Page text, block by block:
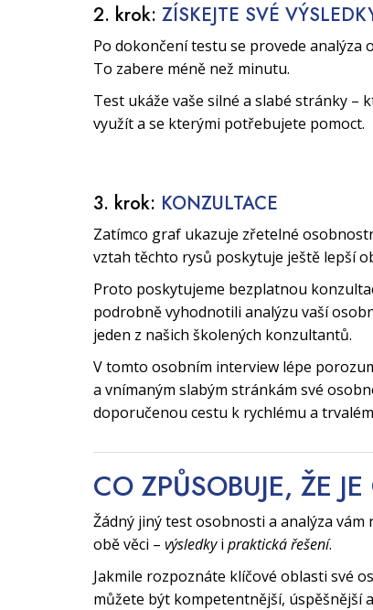
2. krok: ZÍSKEJTE SVÉ
Po dokončení testu se provede analýza
To zabere méně než minutu.
Test ukáže vaše silné a slabé stránky –
využít a se kterými potřebujete pomoct.
3. krok: KONZULTACE
Zatímco graf ukazuje zřetelné
vztah těchto rysů poskytuje ještě lepší
Proto poskytujeme bezplatnou
podrobně vyhodnotili analýzu vaší
jeden z našich školených konzultantů.
V tomto osobním interview lépe
a vnímaným slabým stránkám své
doporučenou cestu k rychlému a
CO ZPŮSOBUJE, ŽE
Žádný jiný test osobnosti a analýza vám
obě věci – výsledkyi praktická řešení.
Jakmile rozpoznáte klíčové oblasti své
můžete být kompetentnější, úspěšnější